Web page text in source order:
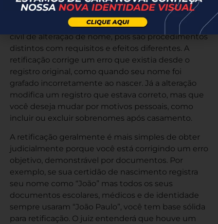
É fundamental diferenciar retificação de registro
civil de alteração de nome, pois são procedimentos
distintos com requisitos e efeitos diferentes. A
retificação corrige um erro que existia desde o
registro original, como quando seu nome foi
grafado incorretamente ao nascer. Já a alteração
modifica um registro que estava correto, mas que
você deseja mudar por motivos pessoais, como
incluir ou excluir sobrenomes após casamento.
A retificação geralmente é mais simples de obter
judicialmente porque você está corrigindo um erro
objetivo, demonstrável por documentos. Por
exemplo, se sua certidão de nascimento registra
seu nome como “João” mas todos os seus
documentos escolares, médicos e de identidade
sempre usaram “João Paulo”, você tem base sólida
para retificação. O juiz entenderá que houve um